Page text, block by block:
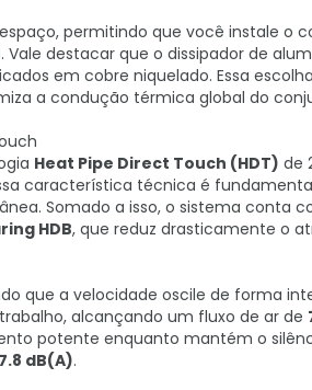
permitindo que você instale o
. Vale destacar que o dissipador de
em cobre niquelado. Essa
a condução térmica global do
Heat Pipe Direct Touch (HDT) de
característica técnica é
Somado a isso, o sistema conta
HDB, que reduz drasticamente o
que a velocidade oscile de forma
alcançando um fluxo de ar de
potente enquanto mantém o
dB(A).